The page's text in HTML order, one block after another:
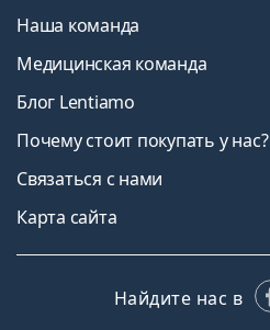
Наша команда
Медицинская команда
Блог Lentiamo
Почему стоит покупать у нас?
Связаться с нами
Карта сайта
Найдите нас в